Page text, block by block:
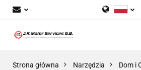
Strona główna Narzędzia Dom i